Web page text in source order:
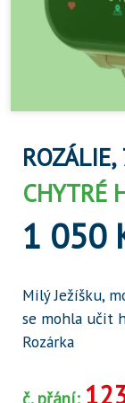
CHYTRÉ
1 050
Milý Ježíšku,
se mohla učit
Rozárka
č. přání: